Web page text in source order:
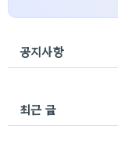
공지사항
최근 글